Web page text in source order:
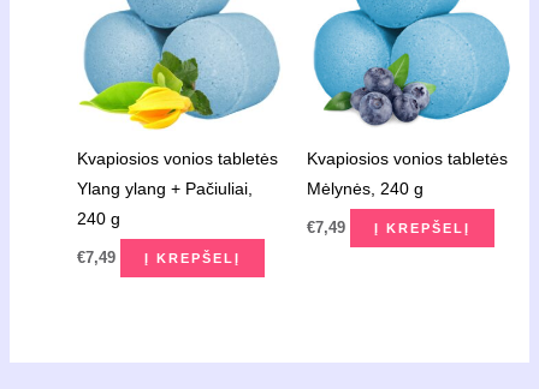
Kvapiosios vonios tabletės
Ylang ylang + Pačiuliai,
240 g
€7,49 Į KREPŠELĮ
Kvapiosios vonios tabletės
Mėlynės, 240 g
€7,49 Į KREPŠELĮ